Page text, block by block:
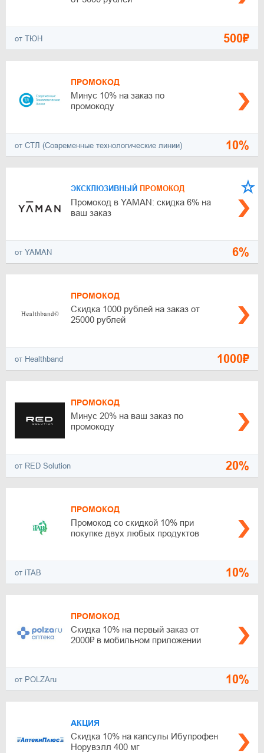
от ТЮН 500₽
ПРОМОКОД
Минус 10% на заказ по
промокоду
от СТЛ (Современные технологические линии) 10%
ЭКСКЛЮЗИВНЫЙ ПРОМОКОД
Промокод в YAMAN: скидка 6% на
ваш заказ
от YAMAN 6%
ПРОМОКОД
Скидка 1000 рублей на заказ от
25000 рублей
от Healthband 1000₽
ПРОМОКОД
Минус 20% на ваш заказ по
промокоду
от RED Solution 20%
ПРОМОКОД
Промокод со скидкой 10% при
покупке двух любых продуктов
от iTAB 10%
ПРОМОКОД
Скидка 10% на первый заказ от
2000₽ в мобильном приложении
от POLZAru 10%
АКЦИЯ
Скидка 10% на капсулы Ибупрофен
Норувэлл 400 мг